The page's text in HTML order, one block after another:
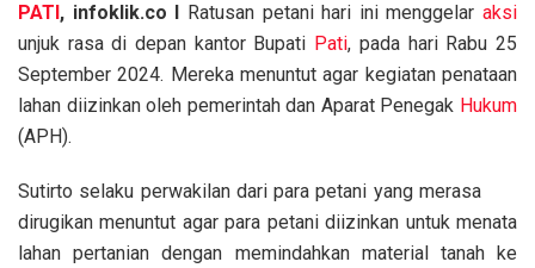
ce
b
o
o
k
tt
er
ail at
s
A
p
py
Li
n
ar
e
PATI, infoklik.co I Ratusan petani hari ini menggelar aksi
unjuk rasa di depan kantor Bupati Pati, pada hari Rabu 25
September 2024. Mereka menuntut agar kegiatan penataan
lahan diizinkan oleh pemerintah dan Aparat Penegak Hukum
(APH).
Sutirto selaku perwakilan dari para petani yang merasa
dirugikan menuntut agar para petani diizinkan untuk menata
lahan pertanian dengan memindahkan material tanah ke